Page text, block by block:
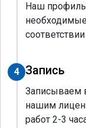
Наш
4 Запись
Записываем
нашим
работ 2-3